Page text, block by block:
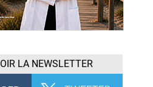
LA NEWSLETTER